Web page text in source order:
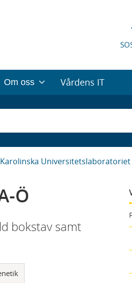
Om oss Vårdens IT
Karolinska Universitetslaboratoriet
Ö
bokstav samt